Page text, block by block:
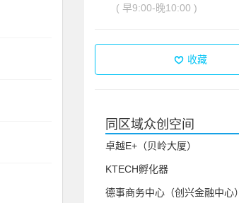
( 早9:00-晚10:00 )
收藏
同区域众创空间
卓越E+（贝岭大厦）
KTECH孵化器
德事商务中心（创兴金融中心）